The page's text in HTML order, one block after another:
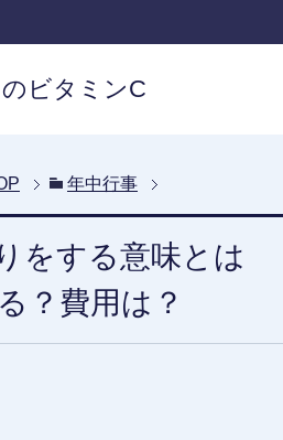
ビタミンC
年中行事
をする意味とは
？費用は？